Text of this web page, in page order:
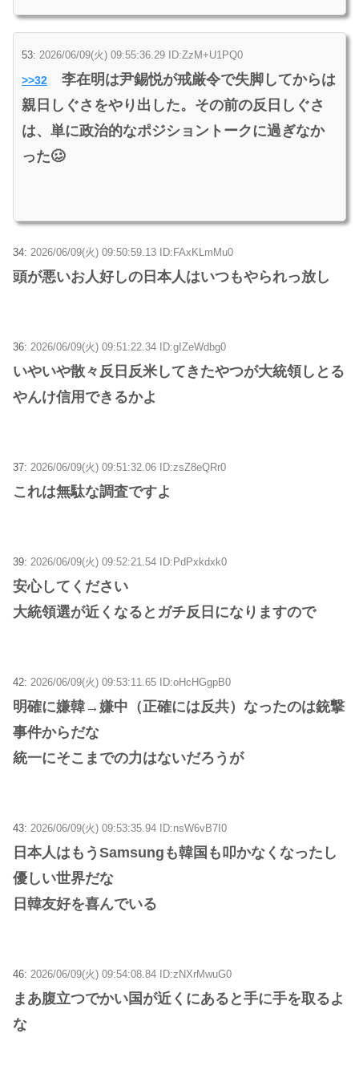
53: 2026/06/09(火) 09:55:36.29 ID:ZzM+U1PQ0
>>32
李在明は尹錫悦が戒厳令で失脚してからは
親日しぐさをやり出した。その前の反日しぐさ
は、単に政治的なポジショントークに過ぎなか
った🥴
34: 2026/06/09(火) 09:50:59.13 ID:FAxKLmMu0
頭が悪いお人好しの日本人はいつもやられっ放し
36: 2026/06/09(火) 09:51:22.34 ID:gIZeWdbg0
いやいや散々反日反米してきたやつが大統領しとる
やんけ信用できるかよ
37: 2026/06/09(火) 09:51:32.06 ID:zsZ8eQRr0
これは無駄な調査ですよ
39: 2026/06/09(火) 09:52:21.54 ID:PdPxkdxk0
安心してください
大統領選が近くなるとガチ反日になりますので
42: 2026/06/09(火) 09:53:11.65 ID:oHcHGgpB0
明確に嫌韓→嫌中（正確には反共）なったのは銃撃
事件からだな
統一にそこまでの力はないだろうが
43: 2026/06/09(火) 09:53:35.94 ID:nsW6vB7I0
日本人はもうSamsungも韓国も叩かなくなったし
優しい世界だな
日韓友好を喜んでいる
46: 2026/06/09(火) 09:54:08.84 ID:zNXrMwuG0
まあ腹立つでかい国が近くにあると手に手を取るよ
な